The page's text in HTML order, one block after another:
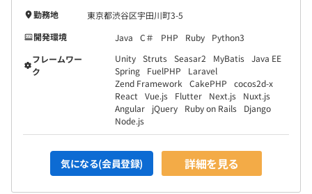
勤務地
東京都渋谷区宇田川町3-5
開発環境
Java C＃ PHP Ruby
Python3
フレームワー
ク
Unity Struts Seasar2 MyBatis Java EE
Spring
FuelPHP
Laravel
Zend Framework
CakePHP
cocos2d-x
React
Vue.js Flutter Next.js
Nuxt.js
Angular
jQuery Ruby on Rails
Django
Node.js
気になる(会員登録) 詳細を見る